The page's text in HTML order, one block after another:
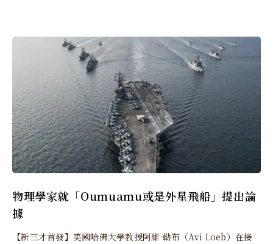
物理學家就「Oumuamu或是外星飛船」提出論
據
【新三才首發】美國哈佛大學教授阿維·勒布（Avi Loeb）在接